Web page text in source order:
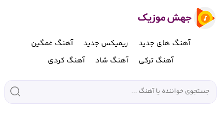
آهنگ های جدید ریمیکس جدید
آهنگ غمگین
آهنگ ترکی
آهنگ شاد آهنگ کردی